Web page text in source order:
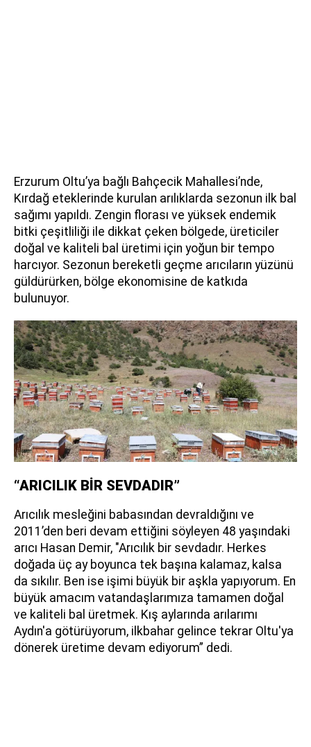
Erzurum Oltu’ya bağlı Bahçecik Mahallesi’nde,
Kırdağ eteklerinde kurulan arılıklarda sezonun ilk bal
sağımı yapıldı. Zengin florası ve yüksek endemik
bitki çeşitliliği ile dikkat çeken bölgede, üreticiler
doğal ve kaliteli bal üretimi için yoğun bir tempo
harcıyor. Sezonun bereketli geçme arıcıların yüzünü
güldürürken, bölge ekonomisine de katkıda
bulunuyor.
“ARICILIK BİR SEVDADIR”
Arıcılık mesleğini babasından devraldığını ve
2011’den beri devam ettiğini söyleyen 48 yaşındaki
arıcı Hasan Demir, "Arıcılık bir sevdadır. Herkes
doğada üç ay boyunca tek başına kalamaz, kalsa
da sıkılır. Ben ise işimi büyük bir aşkla yapıyorum. En
büyük amacım vatandaşlarımıza tamamen doğal
ve kaliteli bal üretmek. Kış aylarında arılarımı
Aydın'a götürüyorum, ilkbahar gelince tekrar Oltu'ya
dönerek üretime devam ediyorum” dedi.